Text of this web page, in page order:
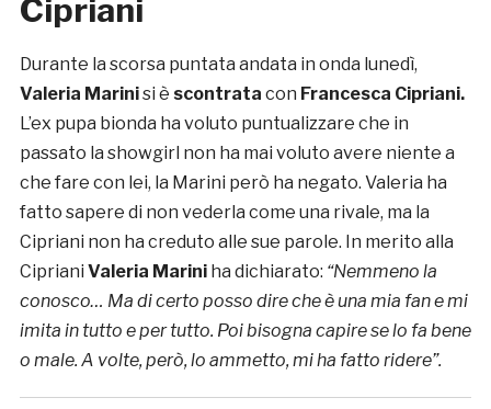
Cipriani
Durante la scorsa puntata andata in onda lunedì,
Valeria Marinisi è scontrata con Francesca Cipriani.
L’ex pupa bionda ha voluto puntualizzare che in
passato la showgirl non ha mai voluto avere niente a
che fare con lei, la Marini però ha negato. Valeria ha
fatto sapere di non vederla come una rivale, ma la
Cipriani non ha creduto alle sue parole. In merito alla
Cipriani Valeria Marini ha dichiarato: “Nemmeno la
conosco… Ma di certo posso dire che è una mia fan e mi
imita in tutto e per tutto. Poi bisogna capire se lo fa bene
o male. A volte, però, lo ammetto, mi ha fatto ridere”.